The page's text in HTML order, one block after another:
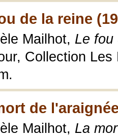
de la reine
Mailhot, Le fou
Collection
de
Mailhot, La